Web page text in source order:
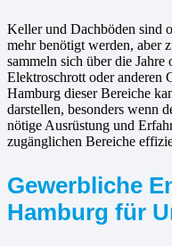
Keller und Dachböden sind
mehr benötigt werden, aber
sammeln sich über die
Elektroschrott oder anderen
Hamburg dieser Bereiche
darstellen, besonders wenn
nötige Ausrüstung und
zugänglichen Bereiche
Gewerbliche
Hamburg für